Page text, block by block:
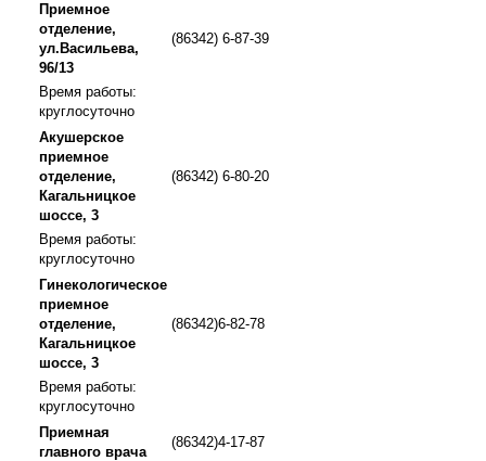
Приемное
отделение,
ул.Васильева,
96/13
(86342) 6-87-39
Время работы:
круглосуточно
Акушерское
приемное
отделение,
Кагальницкое
шоссе, 3
(86342) 6-80-20
Время работы:
круглосуточно
Гинекологическое
приемное
отделение,
Кагальницкое
шоссе, 3
(86342)6-82-78
Время работы:
круглосуточно
Приемная
главного врача
(86342)4-17-87